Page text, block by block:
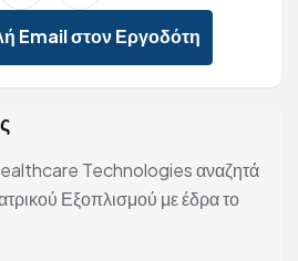
Email στον Εργοδότη
Technologies αναζητά
Εξοπλισμού με έδρα το